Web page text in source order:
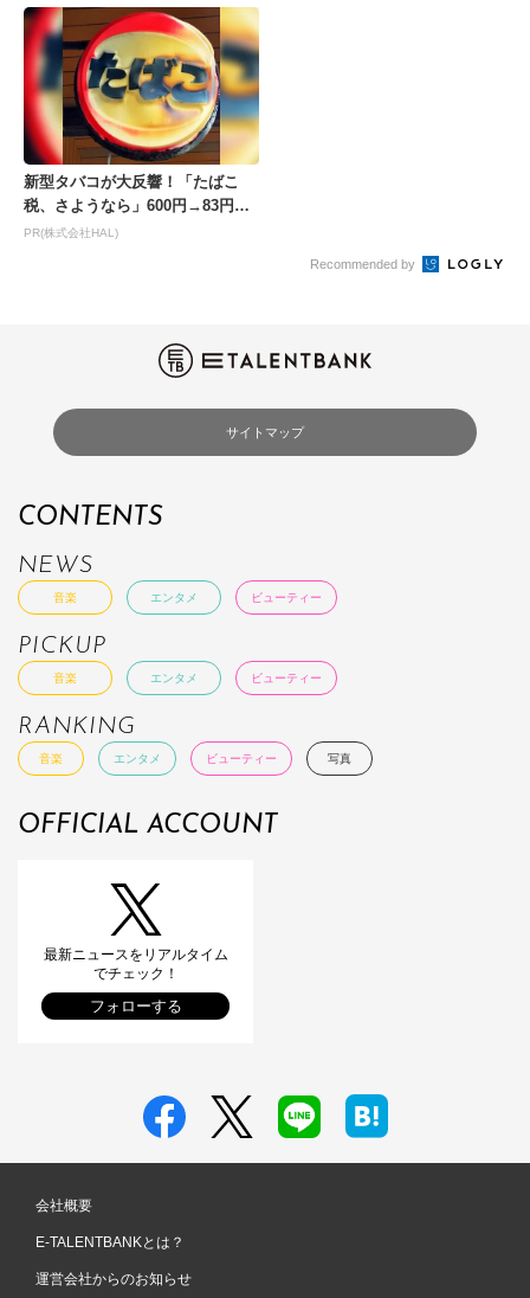
新型タバコが大反響！「たばこ
税、さようなら」600円→83円の
新型が爆売れ
PR(株式会社HAL)
Recommended by
サイトマップ
CONTENTS
NEWS
音楽 エンタメ ビューティー
PICKUP
音楽 エンタメ ビューティー
RANKING
音楽 エンタメ ビューティー 写真
OFFICIAL ACCOUNT
最新ニュースをリアルタイム
でチェック！
フォローする
会社概要
E-TALENTBANKとは？
運営会社からのお知らせ